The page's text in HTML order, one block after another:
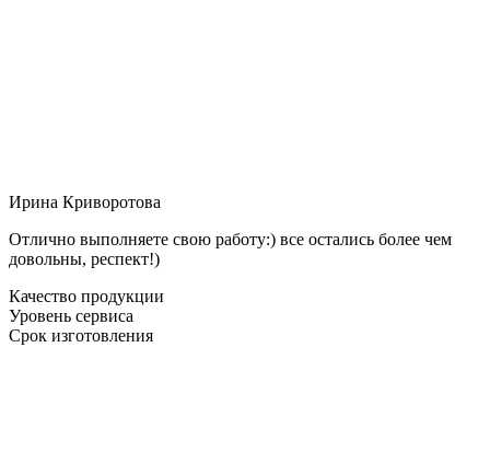
Ирина Криворотова
Отлично выполняете свою работу:) все остались более чем
довольны, респект!)
Качество продукции
Уровень сервиса
Срок изготовления